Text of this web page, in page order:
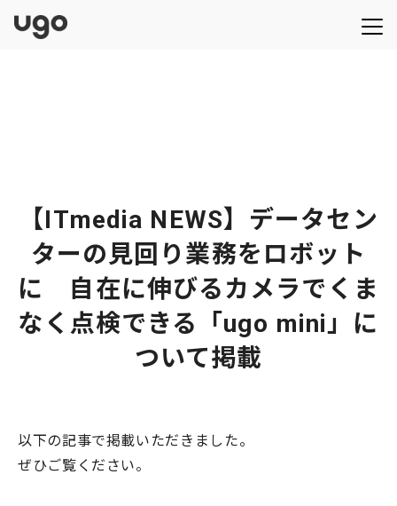
【ITmedia NEWS】データセン
ターの見回り業務をロボット
に 自在に伸びるカメラでくま
なく点検できる「ugo mini」に
ついて掲載
以下の記事で掲載いただきました。
ぜひご覧ください。